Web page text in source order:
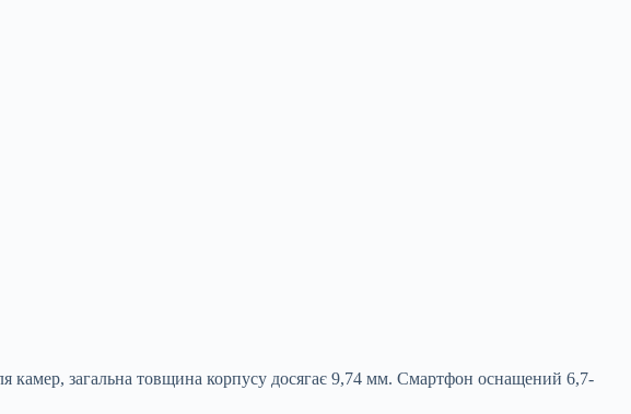
камер, загальна товщина корпусу досягає 9,74 мм. Смартфон оснащений 6,7-